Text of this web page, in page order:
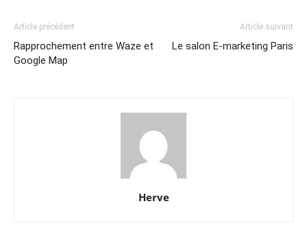
Article précédent
Rapprochement entre Waze et
Google Map
Article suivant
Le salon E-marketing Paris
Herve